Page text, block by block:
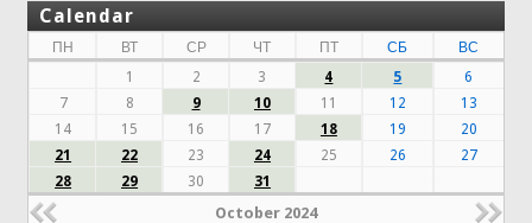
Calendar
ПН ВТ СР ЧТ ПТ СБ
ВС
1
2 3 4 5
6
7
8 9 10 11 12
13
14
15 16 17 18 19
20
21
22 23 24 25 26
27
28
29 30 31
October 2024